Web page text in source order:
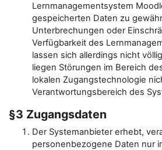
Lernmanagementsystem
gespeicherten Daten zu
Unterbrechungen oder
Verfügbarkeit des
lassen sich allerdings nicht
liegen Störungen im Bereich
lokalen Zugangstechnologie
Verantwortungsbereich des
§3 Zugangsdaten
Der Systemanbieter erhebt,
personenbezogene Daten nur